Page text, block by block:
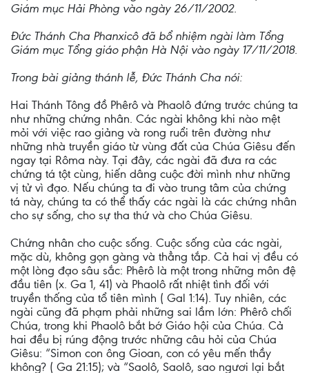
Giám mục Hải Phòng vào ngày 26/11/2002.
Đức Thánh Cha Phanxicô đã bổ nhiệm ngài làm Tổng
Giám mục Tổng giáo phận Hà Nội vào ngày 17/11/2018.
Trong bài giảng thánh lễ, Đức Thánh Cha nói:
Hai Thánh Tông đồ Phêrô và Phaolô đứng trước chúng ta
như những chứng nhân. Các ngài không khi nào mệt
mỏi với việc rao giảng và rong ruổi trên đường như
những nhà truyền giáo từ vùng đất của Chúa Giêsu đến
ngay tại Rôma này. Tại đây, các ngài đã đưa ra các
chứng tá tột cùng, hiến dâng cuộc đời mình như những
vị tử vì đạo. Nếu chúng ta đi vào trung tâm của chứng
tá này, chúng ta có thể thấy các ngài là các chứng nhân
cho sự sống, cho sự tha thứ và cho Chúa Giêsu.
Chứng nhân cho cuộc sống. Cuộc sống của các ngài,
mặc dù, không gọn gàng và thẳng tắp. Cả hai vị đều có
một lòng đạo sâu sắc: Phêrô là một trong những môn đệ
đầu tiên (x. Ga 1, 41) và Phaolô rất nhiệt tình đối với
truyền thống của tổ tiên mình ( Gal 1:14). Tuy nhiên, các
ngài cũng đã phạm phải những sai lầm lớn: Phêrô chối
Chúa, trong khi Phaolô bắt bớ Giáo hội của Chúa. Cả
hai đều bị rúng động trước những câu hỏi của Chúa
Giêsu: “Simon con ông Gioan, con có yêu mến thầy
không? ( Ga 21:15); và “Saolô, Saolô, sao ngươi lại bắt